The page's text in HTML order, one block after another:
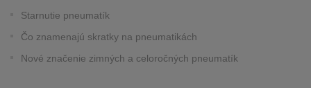
Starnutie pneumatík
Čo znamenajú skratky na pneumatikách
Nové značenie zimných a celoročných pneumatík